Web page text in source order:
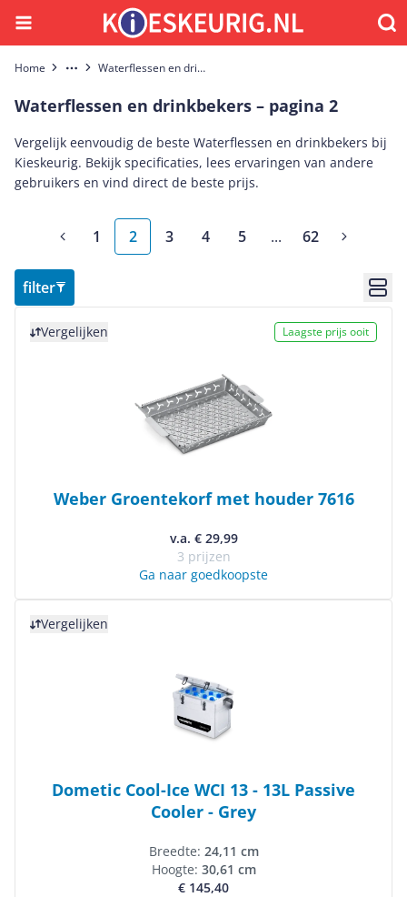
Menu
Home More Waterflessen en drinkbekers
Waterflessen en drinkbekers – pagina 2
Vergelijk eenvoudig de beste Waterflessen en drinkbekers bij
Kieskeurig. Bekijk specificaties, lees ervaringen van andere
gebruikers en vind direct de beste prijs.
1 2 3 4 5 ...More pages
62
filter
Vergelijken Laagste prijs ooit
Weber Groentekorf met houder 7616
v.a. € 29,99
3 prijzen
Ga naar goedkoopste
Vergelijken
Dometic Cool-Ice WCI 13 - 13L Passive
Cooler - Grey
Breedte: 24,11 cm
Hoogte: 30,61 cm
€ 145,40